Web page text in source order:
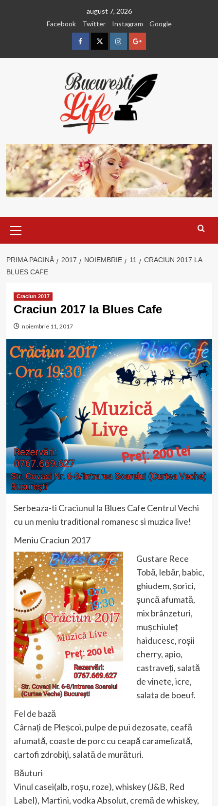
august 7, 2026
Facebook
Twitter Instagram Google
FacebookTwitterInstagramGoogle
principal
PRIMA PAGINĂ 2017 NOIEMBRIE 11
CRACIUN 2017 LA
BLUES CAFE
Craciun 2017
Craciun 2017 la Blues Cafe
noiembrie 11, 2017
Serbeaza-ti Craciunul la Blues Cafe Centrul Vechi
cu un meniu traditional romanesc si muzica live!
Meniu Craciun 2017
Gustare Rece
Tobă, lebăr, babic,
ghiudem, șorici,
șuncă afumată,
mix brânzeturi,
mușchiuleț
haiducesc, roșii
cherry, apio,
castraveți, salată
de vinete, icre,
salata de boeuf.
Fel de bază
Cârnați de Pleșcoi, pulpe de pui dezosate, ceafă
afumată, coaste de porc cu ceapă caramelizată,
cartofi zdrobiți, salată de murături.
Băuturi
Vinul casei(alb, roșu, roze), whiskey (J&B, Red
Label), Martini, vodka Absolut, cremă de whiskey,